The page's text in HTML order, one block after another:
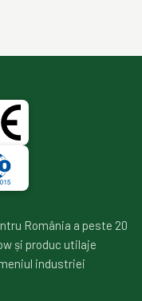
România a peste 20
și produc utilaje
industriei